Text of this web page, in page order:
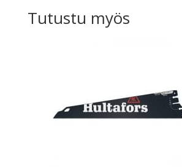
Tutustu myös